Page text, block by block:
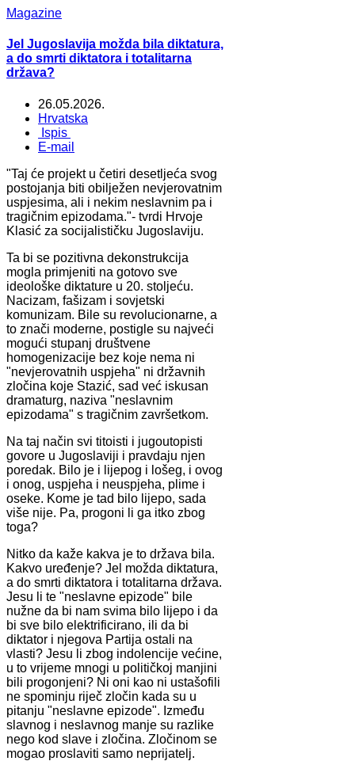
Magazine
Jel Jugoslavija možda bila diktatura,
a do smrti diktatora i totalitarna
država?
26.05.2026.
Hrvatska
Ispis
E-mail
"Taj će projekt u četiri desetljeća svog
postojanja biti obilježen nevjerovatnim
uspjesima, ali i nekim neslavnim pa i
tragičnim epizodama."- tvrdi Hrvoje
Klasić za socijalističku Jugoslaviju.
Ta bi se pozitivna dekonstrukcija
mogla primjeniti na gotovo sve
ideološke diktature u 20. stoljeću.
Nacizam, fašizam i sovjetski
komunizam. Bile su revolucionarne, a
to znači moderne, postigle su najveći
mogući stupanj društvene
homogenizacije bez koje nema ni
"nevjerovatnih uspjeha" ni državnih
zločina koje Stazić, sad već iskusan
dramaturg, naziva "neslavnim
epizodama" s tragičnim završetkom.
Na taj način svi titoisti i jugoutopisti
govore u Jugoslaviji i pravdaju njen
poredak. Bilo je i lijepog i lošeg, i ovog
i onog, uspjeha i neuspjeha, plime i
oseke. Kome je tad bilo lijepo, sada
više nije. Pa, progoni li ga itko zbog
toga?
Nitko da kaže kakva je to država bila.
Kakvo uređenje? Jel možda diktatura,
a do smrti diktatora i totalitarna država.
Jesu li te "neslavne epizode" bile
nužne da bi nam svima bilo lijepo i da
bi sve bilo elektrificirano, ili da bi
diktator i njegova Partija ostali na
vlasti? Jesu li zbog indolencije većine,
u to vrijeme mnogi u političkoj manjini
bili progonjeni? Ni oni kao ni ustašofili
ne spominju riječ zločin kada su u
pitanju "neslavne epizode". Između
slavnog i neslavnog manje su razlike
nego kod slave i zločina. Zločinom se
mogao proslaviti samo neprijatelj.